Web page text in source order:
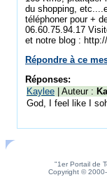
du shopping,
téléphoner pour +
06.60.75.94.17
et notre blog :
Répondre à ce
Réponses:
Kaylee | Auteur :
God, I feel like I
"1er Portail de
Copyright ©